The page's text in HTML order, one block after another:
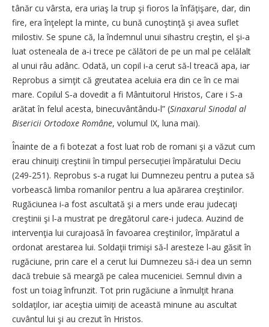
tânăr cu vârsta, era uriaş la trup şi fioros la înfăţişare, dar, din
fire, era înţelept la minte, cu bună cunoştinţă şi avea suflet
milostiv. Se spune că, la îndemnul unui sihastru creştin, el şi‑a
luat osteneala de a‑i trece pe călători de pe un mal pe celălalt
al unui râu adânc. Odată, un copil i‑a cerut să‑l treacă apa, iar
Reprobus a simţit că greutatea aceluia era din ce în ce mai
mare. Copilul S‑a dovedit a fi Mântuitorul Hristos, Care i S‑a
arătat în felul acesta, binecuvântându‑l” (Sinaxarul Sinodal al
Bisericii Ortodoxe Române, volumul IX, luna mai).
Înainte de a fi botezat a fost luat rob de romani şi a văzut cum
erau chinuiţi creştinii în timpul persecuţiei împăratului Deciu
(249‑251). Reprobus s‑a rugat lui Dumnezeu pentru a putea să
vorbească limba romanilor pentru a lua apărarea creştinilor.
Rugăciunea i‑a fost ascultată şi a mers unde erau judecaţi
creştinii şi l‑a mustrat pe dregătorul care‑i judeca. Auzind de
intervenţia lui curajoasă în favoarea creştinilor, împăratul a
ordonat arestarea lui. Soldaţii trimişi să‑l aresteze l‑au găsit în
rugăciune, prin care el a cerut lui Dumnezeu să‑i dea un semn
dacă trebuie să meargă pe calea muceniciei. Semnul divin a
fost un toiag înfrunzit. Tot prin rugăciune a înmulţit hrana
soldaţilor, iar aceştia uimiţi de această minune au ascultat
cuvântul lui şi au crezut în Hristos.